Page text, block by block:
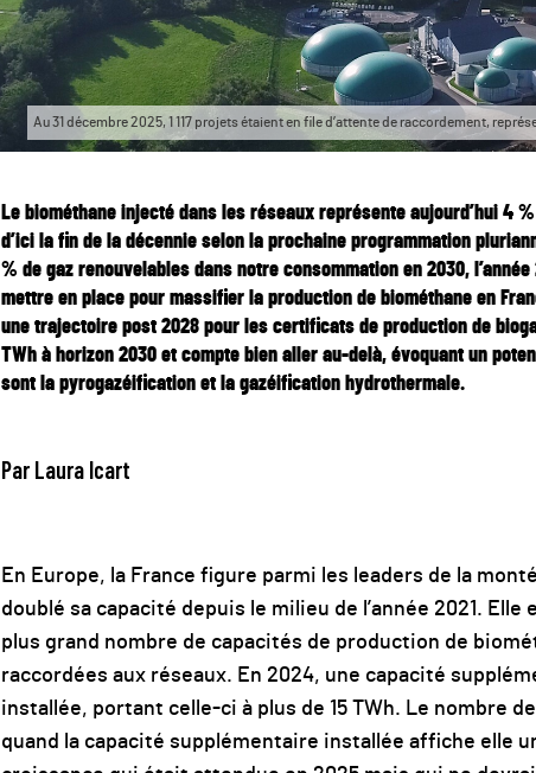
Au 31 décembre 2025, 1 117 projets étaient en file d’attente de raccordement,
Le biométhane injecté dans les réseaux représente aujourd’hui 4
d’ici la fin de la décennie selon la prochaine programmation
% de gaz renouvelables dans notre consommation en 2030,
mettre en place pour massifier la production de biométhane en
une trajectoire post 2028 pour les certificats de production de
TWh à horizon 2030 et compte bien aller au-delà, évoquant un
sont la pyrogazéification et la gazéification hydrothermale.
Par Laura Icart
En Europe, la France figure parmi les leaders de la
doublé sa capacité depuis le milieu de l’année 2021.
plus grand nombre de capacités de production de
raccordées aux réseaux. En 2024, une capacité
installée, portant celle-ci à plus de 15 TWh. Le nombre
quand la capacité supplémentaire installée affiche elle